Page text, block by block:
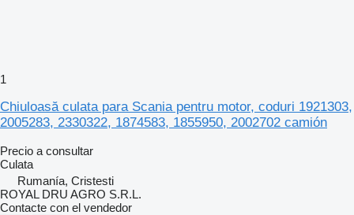
1
Chiuloasă culata para Scania pentru motor, coduri 1921303,
2005283, 2330322, 1874583, 1855950, 2002702 camión
Precio a consultar
Culata
Rumanía, Cristesti
ROYAL DRU AGRO S.R.L.
Contacte con el vendedor